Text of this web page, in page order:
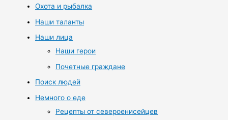
Охота и рыбалка
Наши таланты
Наши лица
Наши герои
Почетные граждане
Поиск людей
Немного о еде
Рецепты от североенисейцев